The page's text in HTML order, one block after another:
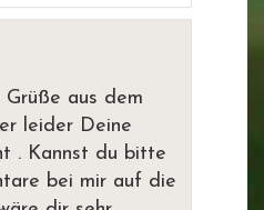
aus dem
leider Deine
. Kannst du bitte
bei mir auf die